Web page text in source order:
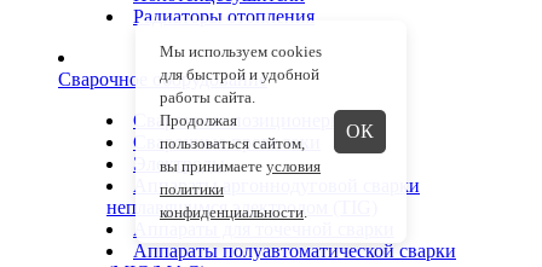
Радиаторы отопления
Сварочное оборудование
Сварочные позиционеры
Сварочные проволоки
Электроды
Аппараты аргоннодуговой сварки
неплавящимся электродом (TIG)
Аппараты для точечной сварки
Аппараты полуавтоматической сварки
Мы используем cookies
для быстрой и удобной
работы сайта.
Продолжая
пользоваться сайтом,
вы принимаете условия
политики
конфиденциальности.
ОК